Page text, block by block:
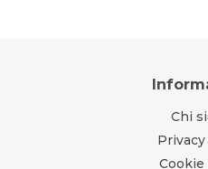
Chi